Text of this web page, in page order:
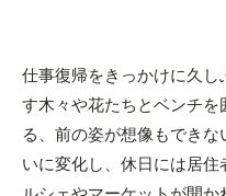
仕事復帰をきっかけに久
す木々や花たちとベンチ
る、前の姿が想像もでき
いに変化し、休日には居